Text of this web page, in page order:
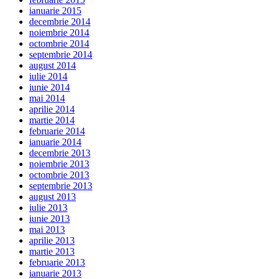
ianuarie 2015
decembrie 2014
noiembrie 2014
octombrie 2014
septembrie 2014
august 2014
iulie 2014
iunie 2014
mai 2014
aprilie 2014
martie 2014
februarie 2014
ianuarie 2014
decembrie 2013
noiembrie 2013
octombrie 2013
septembrie 2013
august 2013
iulie 2013
iunie 2013
mai 2013
aprilie 2013
martie 2013
februarie 2013
ianuarie 2013